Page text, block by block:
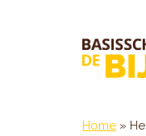
Home »